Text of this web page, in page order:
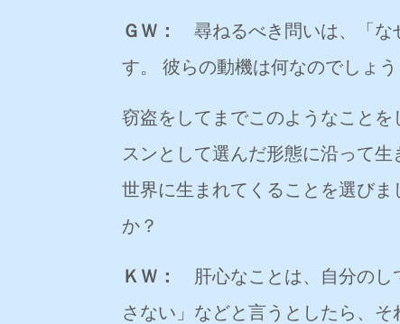
ＧＷ：
尋ねるべき問いは、「な
す。 彼らの動機は何なのでしょ
窃盗をしてまでこのようなこと
スンとして選んだ形態に沿って
世界に生まれてくることを選び
か？
ＫＷ：
肝心なことは、自分のし
さない」などと言うとしたら、